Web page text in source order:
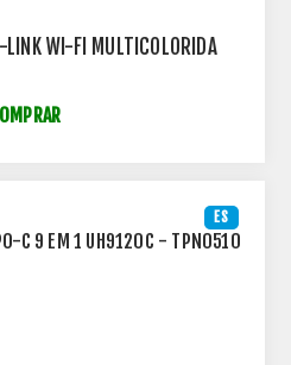
LINK WI-FI MULTICOLORIDA
ES